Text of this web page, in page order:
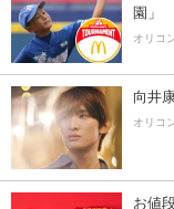
園」
オリコ
向井
オリコ
お値